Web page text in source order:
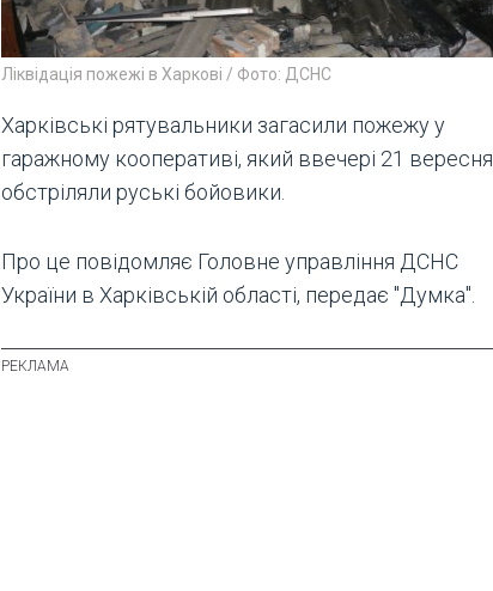
Ліквідація пожежі в Харкові / Фото: ДСНС
Харківські рятувальники загасили пожежу у
гаражному кооперативі, який ввечері 21 вересня
обстріляли руські бойовики.
Про це повідомляє Головне управління ДСНС
України в Харківській області, передає "Думка".